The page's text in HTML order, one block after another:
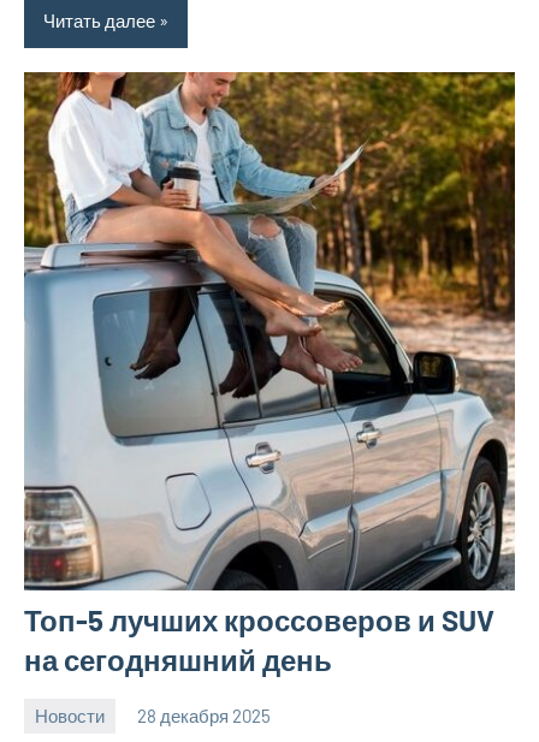
Читать далее
Топ-5 лучших кроссоверов и SUV
на сегодняшний день
Новости 28 декабря 2025